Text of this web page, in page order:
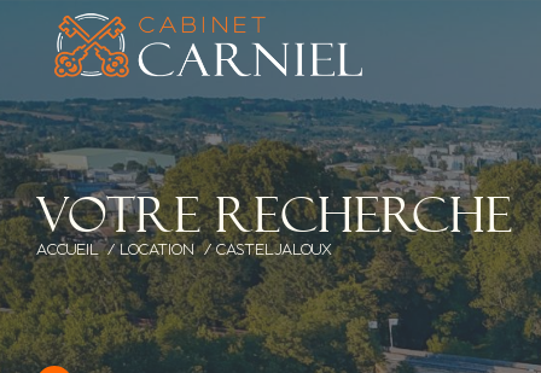
Votre recherche
ACCUEIL LOCATION CASTELJALOUX